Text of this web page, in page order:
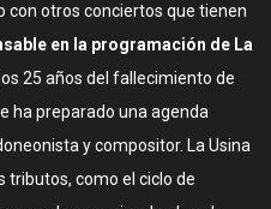
con otros conciertos que tienen
en la programación de La
25 años del fallecimiento de
ha preparado una agenda
y compositor. La Usina
tributos, como el ciclo de